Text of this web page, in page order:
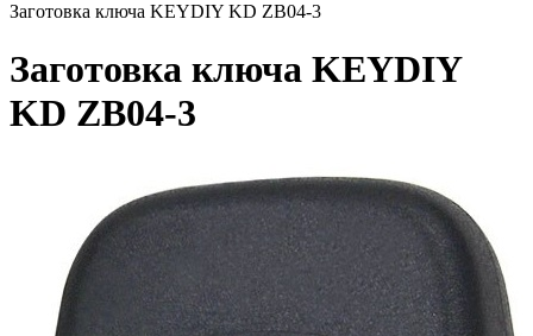
Заготовка ключа KEYDIY KD ZB04-3
Заготовка ключа KEYDIY
KD ZB04-3